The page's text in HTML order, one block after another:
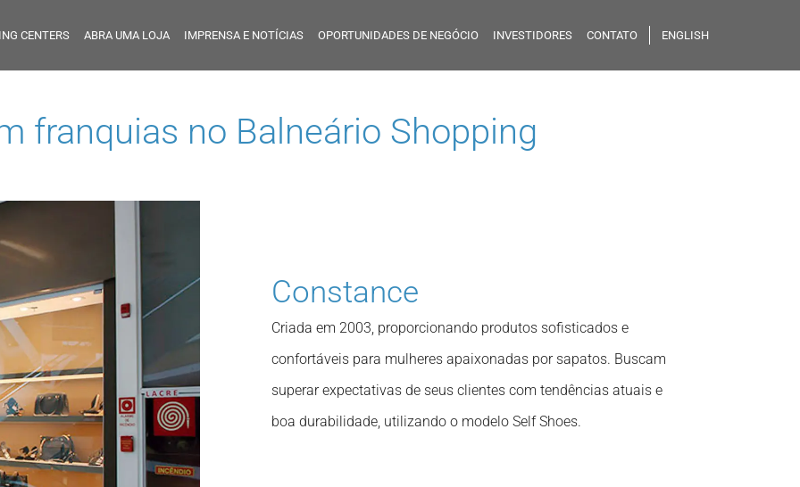
CENTERS ABRA UMA LOJA IMPRENSA E NOTÍCIAS OPORTUNIDADES DE NEGÓCIO INVESTIDORES CONTATO ENGLISH
franquias no Balneário Shopping
Constance
Criada em 2003, proporcionando produtos sofisticados e
confortáveis para mulheres apaixonadas por sapatos. Buscam
superar expectativas de seus clientes com tendências atuais e
boa durabilidade, utilizando o modelo Self Shoes.